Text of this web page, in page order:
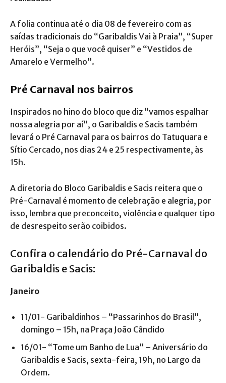
A folia continua até o dia 08 de fevereiro com as
saídas tradicionais do “Garibaldis Vai à Praia”, “Super
Heróis”, “Seja o que você quiser” e “Vestidos de
Amarelo e Vermelho”.
Pré Carnaval nos bairros
Inspirados no hino do bloco que diz “vamos espalhar
nossa alegria por aí”, o Garibaldis e Sacis também
levará o Pré Carnaval para os bairros do Tatuquara e
Sítio Cercado, nos dias 24 e 25 respectivamente, às
15h.
A diretoria do Bloco Garibaldis e Sacis reitera que o
Pré-Carnaval é momento de celebração e alegria, por
isso, lembra que preconceito, violência e qualquer tipo
de desrespeito serão coibidos.
Confira o calendário do Pré-Carnaval do
Garibaldis e Sacis:
Janeiro
11/01- Garibaldinhos – “Passarinhos do Brasil”,
domingo – 15h, na Praça João Cândido
⁠16/01- “Tome um Banho de Lua” – Aniversário do
Garibaldis e Sacis, sexta-feira, 19h, no Largo da
Ordem.